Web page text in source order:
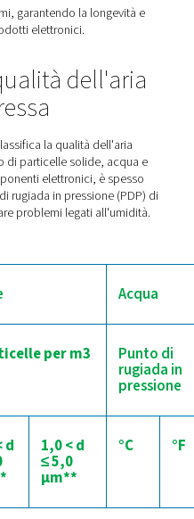
rimuovere le impurità
sono tra i più efficaci.
priva di
perfetta
può causare diversi
componenti elettronici:
dovuti alla condensa
dei componenti
di essiccazione
problemi, garantendo la
dei prodotti elettronici.
di qualità